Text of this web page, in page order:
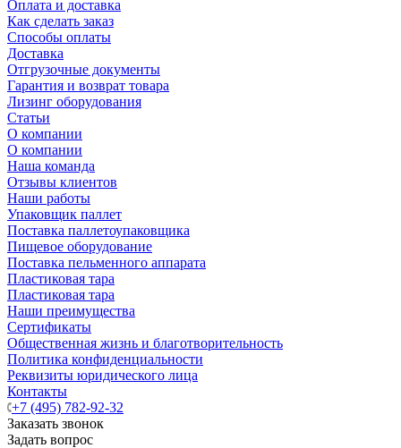
Оплата и доставка
Как сделать заказ
Способы оплаты
Доставка
Отгрузочные документы
Гарантия и возврат товара
Лизинг оборудования
Статьи
О компании
О компании
Наша команда
Отзывы клиентов
Наши работы
Упаковщик паллет
Поставка паллетоупаковщика
Пищевое оборудование
Поставка пельменного аппарата
Пластиковая тара
Пластиковая тара
Наши преимущества
Сертификаты
Общественная жизнь и благотворительность
Политика конфиденциальности
Реквизиты юридического лица
Контакты
+7 (495) 782-92-32
Заказать звонок
Задать вопрос